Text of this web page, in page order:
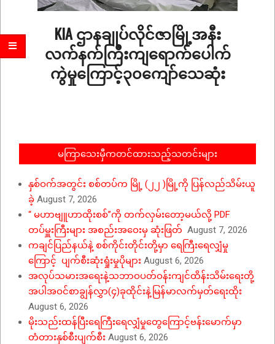
KIA ဌာနချုပ်လိုင်ဇာမြို့အနီး
လက်နက်ကြီးကျရောက်ပေါက်
ကွဲမှုကြောင့်၃၀ကျော်သေဆုံး
မကြာသေးမှီကတင်ထားသည့်သတင်းများ
နှစ်ဝက်အတွင်း စစ်တပ်က မြို့ (၂၂ )မြို့ကို ပြန်လည်သိမ်းယူ
ခဲ့ August 7, 2026
“ မဟာဗျူဟာထိုးစစ်”ကို တက်လှမ်းတော့မယ်လို့ PDF
တပ်မှူးကြီးများ အစည်းအဝေးမှ ဆုံးဖြတ် August 7, 2026
ကချင်ပြည်နယ်နဲ့ စစ်ကိုင်းတိုင်းတို့မှာ ရေကြီးရေလျှံမှု
ကြောင့် ပျက်စီးဆုံးရှုံးမှုပိုများ August 6, 2026
အလုပ်သမားအရေးနဲ့သဘာဝပတ်ဝန်းကျင်ထိန်းသိမ်းရေးတို့
အပါအဝင်စာချွန်လွှာ(၄)ခုထိုင်းနဲ့မြန်မာလက်မှတ်ရေးထိုး
August 6, 2026
မိုးသည်းထန်ပြီးရေကြီးရေလျှံမှုတွေကြောင့်ဗန်းမောက်မှာ
တံတားနှစ်စီးပျက်စီး August 6, 2026